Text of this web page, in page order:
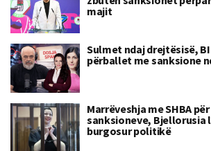
majit
Sulmet ndaj drejtësisë,
përballet me sanksione
Marrëveshja me SHBA
sanksioneve, Bjellorusia
burgosur politikë